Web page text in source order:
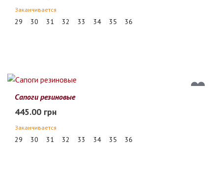
Заканчивается
29 30 31 32 33 34 35 36
Сапоги резиновые
445.00 грн
Заканчивается
29 30 31 32 33 34 35 36